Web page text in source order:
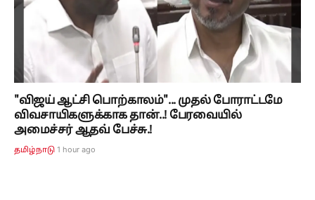
"விஜய் ஆட்சி பொற்காலம்"... முதல் போராட்டமே
விவசாயிகளுக்காக தான்..! பேரவையில்
அமைச்சர் ஆதவ் பேச்சு.!
தமிழ்நாடு 1 hour ago